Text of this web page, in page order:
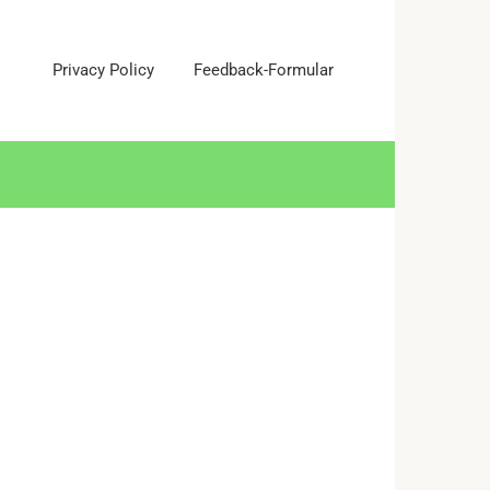
Privacy Policy Feedback-Formular